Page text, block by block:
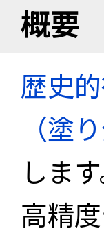
概要
歴史
（塗
しま
高精